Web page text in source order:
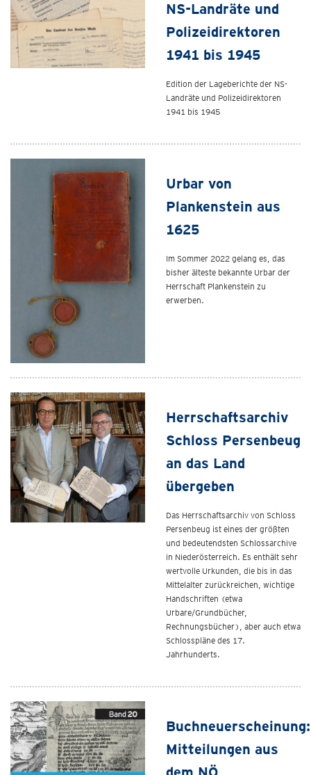
NS-Landräte und
Polizeidirektoren
1941 bis 1945
Edition der Lageberichte der NS-
Landräte und Polizeidirektoren
1941 bis 1945
Urbar von
Plankenstein aus
1625
Im Sommer 2022 gelang es, das
bisher älteste bekannte Urbar der
Herrschaft Plankenstein zu
erwerben.
Herrschaftsarchiv
Schloss Persenbeug
an das Land
übergeben
Das Herrschaftsarchiv von Schloss
Persenbeug ist eines der größten
und bedeutendsten Schlossarchive
in Niederösterreich. Es enthält sehr
wertvolle Urkunden, die bis in das
Mittelalter zurückreichen, wichtige
Handschriften (etwa
Urbare/Grundbücher,
Rechnungsbücher), aber auch etwa
Schlosspläne des 17.
Jahrhunderts.
Buchneuerscheinung:
Mitteilungen aus